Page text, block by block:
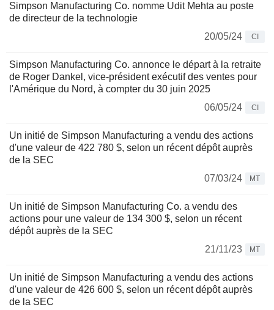
Simpson Manufacturing Co. nomme Udit Mehta au poste
de directeur de la technologie
20/05/24
CI
Simpson Manufacturing Co. annonce le départ à la retraite
de Roger Dankel, vice-président exécutif des ventes pour
l'Amérique du Nord, à compter du 30 juin 2025
06/05/24
CI
Un initié de Simpson Manufacturing a vendu des actions
d'une valeur de 422 780 $, selon un récent dépôt auprès
de la SEC
07/03/24
MT
Un initié de Simpson Manufacturing Co. a vendu des
actions pour une valeur de 134 300 $, selon un récent
dépôt auprès de la SEC
21/11/23
MT
Un initié de Simpson Manufacturing a vendu des actions
d'une valeur de 426 600 $, selon un récent dépôt auprès
de la SEC